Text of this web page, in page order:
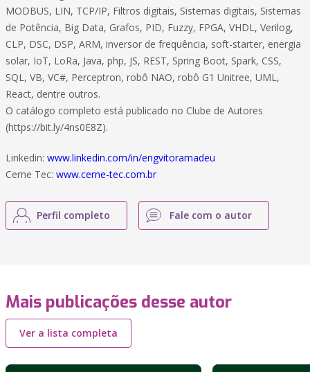
MODBUS, LIN, TCP/IP, Filtros digitais, Sistemas digitais, Sistemas
de Potência, Big Data, Grafos, PID, Fuzzy, FPGA, VHDL, Verilog,
CLP, DSC, DSP, ARM, inversor de frequência, soft-starter, energia
solar, IoT, LoRa, Java, php, JS, REST, Spring Boot, Spark, CSS,
SQL, VB, VC#, Perceptron, robô NAO, robô G1 Unitree, UML,
React, dentre outros.
O catálogo completo está publicado no Clube de Autores
(https://bit.ly/4ns0E8Z).
Linkedin: www.linkedin.com/in/engvitoramadeu
Cerne Tec: www.cerne-tec.com.br
Perfil completo Fale com o autor
Mais publicações desse autor
Ver a lista completa